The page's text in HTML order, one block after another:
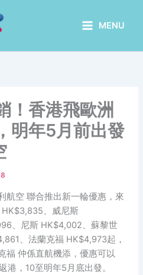
MENU
！香港飛歐洲
明年5月前出發
航空 聯合推出新一輪優惠，來
、威尼斯
、尼斯 HK$4,002、蘇黎世
、法蘭克福 HK$4,973起，
福 仲係直航機添，優惠可以
港，10至明年5月底出發。